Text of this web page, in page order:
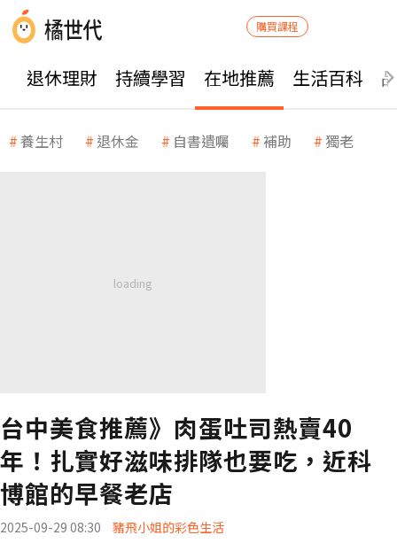
購買課程
退休理財 持續學習 在地推薦 生活百科
養生村 退休金 自書遺囑 補助 獨老
台中美食推薦》肉蛋吐司熱賣40
年！扎實好滋味排隊也要吃，近科
博館的早餐老店
2025-09-29 08:30 豬飛小姐的彩色生活